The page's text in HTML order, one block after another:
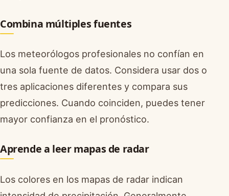
Combina múltiples fuentes
Los meteorólogos profesionales no confían en
una sola fuente de datos. Considera usar dos o
tres aplicaciones diferentes y compara sus
predicciones. Cuando coinciden, puedes tener
mayor confianza en el pronóstico.
Aprende a leer mapas de radar
Los colores en los mapas de radar indican